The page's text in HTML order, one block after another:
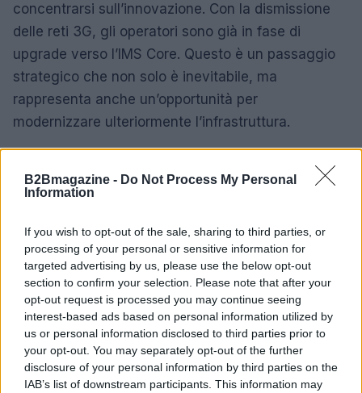
B2Bmagazine - Do Not Process My Personal
Information
If you wish to opt-out of the sale, sharing to third parties, or
processing of your personal or sensitive information for
targeted advertising by us, please use the below opt-out
section to confirm your selection. Please note that after your
opt-out request is processed you may continue seeing
interest-based ads based on personal information utilized by
us or personal information disclosed to third parties prior to
your opt-out. You may separately opt-out of the further
disclosure of your personal information by third parties on the
IAB’s list of downstream participants. This information may
concentrarsi sull’innovazione. Con la dismissione
delle reti 3G, gli operatori sono già in fase di
upgrade verso l’IMS Core. Questo è un passaggio
strategico che non solo è inevitabile, ma
rappresenta anche un’opportunità per
modernizzare ulteriormente l’infrastruttura.
e intelligenza artificiale sta aprendo porte a scenari
telecomunicazioni. Gli operatori che sapranno
integrare queste tecnologie avranno la possibilità
di offrire soluzioni avanzate e personalizzate,
migliorando l’esperienza utente e creando nuove
fonti di reddito. E voi, cosa ne pensate? Quali
opportunità vedete per il futuro delle reti? 💬✨